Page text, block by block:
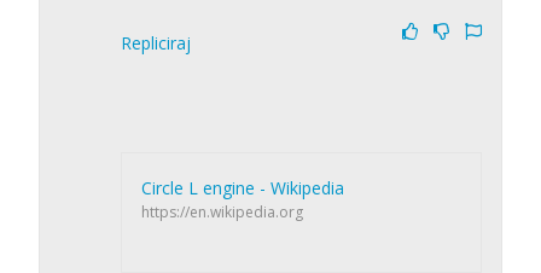
Repliciraj
Circle L engine - Wikipedia
https://en.wikipedia.org